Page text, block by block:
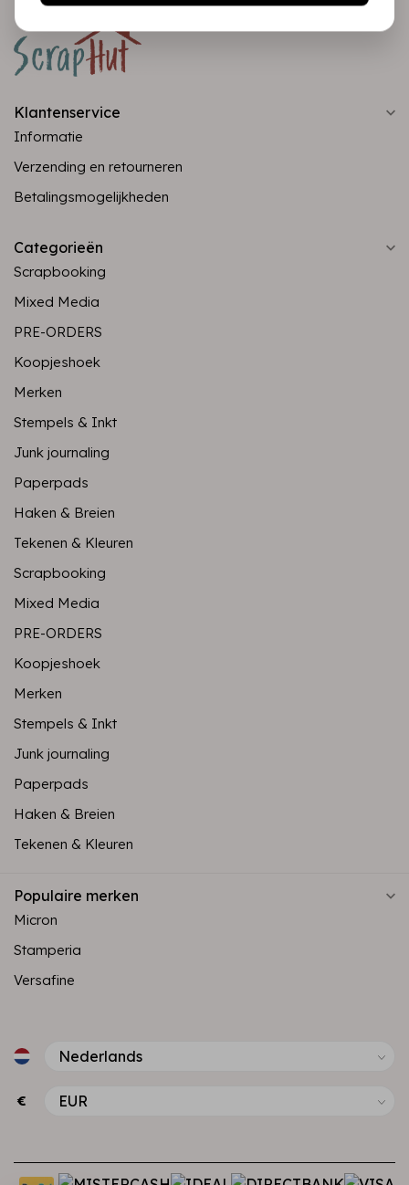
Klantenservice
Informatie
Verzending en retourneren
Betalingsmogelijkheden
Categorieën
Scrapbooking
Mixed Media
PRE-ORDERS
Koopjeshoek
Merken
Stempels & Inkt
Junk journaling
Paperpads
Haken & Breien
Tekenen & Kleuren
Scrapbooking
Mixed Media
PRE-ORDERS
Koopjeshoek
Merken
Stempels & Inkt
Junk journaling
Paperpads
Haken & Breien
Tekenen & Kleuren
Populaire merken
Micron
Stamperia
Versafine
€